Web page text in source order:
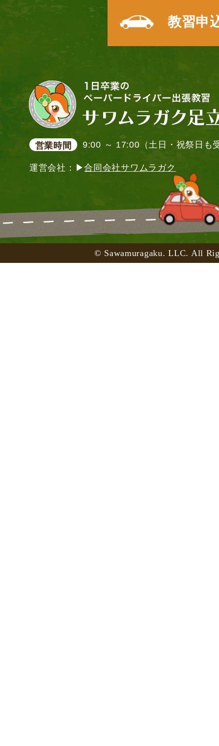
教習申
営業時間 9:00 ～ 17:00（土日・祝祭日も
運営会社：▶合同会社サワムラガク
© Sawamuragaku. LLC. All